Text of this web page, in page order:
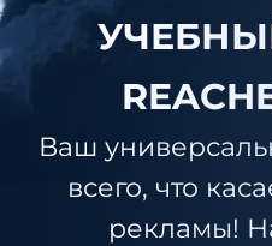
Ваш
всего, что
рекламы!